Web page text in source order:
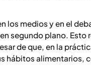
los medios y en el
segundo plano. Esto
de que, en la
hábitos alimentarios,